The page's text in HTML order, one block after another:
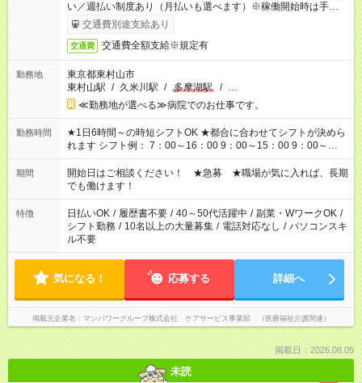
い／週払い制度あり（月払いも選べます）※稼働開始時は手続き
完了次第のお支払いとなります。
交通費別途支給あり
交通費 交通費全額支給※規定有
勤務地
東京都東村山市
東村山駅 / 久米川駅 / 多摩湖駅 / …
≪勤務地が選べる≫病院でのお仕事です。
勤務時間
★1日6時間～の時短シフトOK ★都合に合わせてシフトが決めら
れます シフト例： 7：00～16：00 9：00～15：00 9：00～
18：00 11：00～20：00 など ※Wワークの場合、他のお仕事と
合わせ週40時間超の就業はご案内できません ※法令に基づき、
週20時間以上勤務は社会保険への加入対象となります ※労働者
派遣法（日雇い派遣の原則禁止）により、短時間・短期間の就
業はご案内が難しい場合があります
期間
開始日はご相談ください！ ★急募 ★職場が気に入れば、長期
でも働けます！
特徴 日払いOK / 履歴書不要 / 40～50代活躍中 / 副業・WワークOK /
シフト勤務 / 10名以上の大量募集 / 電話対応なし / パソコンスキ
ル不要
気になる！ 応募する 詳細へ
掲載元企業名 マンパワーグループ株式会社 ケアサービス事業部 （医療福祉介護関連）
掲載日：2026.08.05
未読